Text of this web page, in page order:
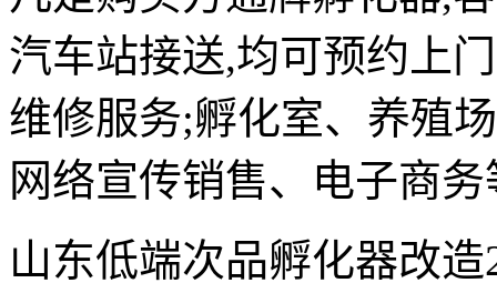
汽车站接送,均可预约上
维修服务;孵化室、养殖
网络宣传销售、电子商务
山东低端次品孵化器改